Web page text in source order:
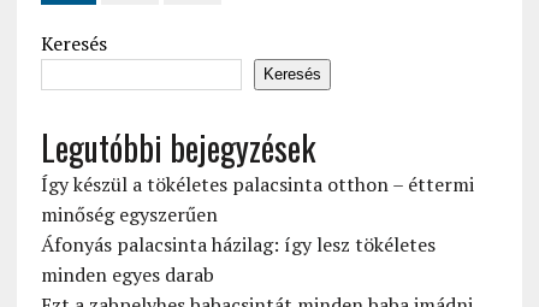
Keresés
Keresés
Legutóbbi bejegyzések
Így készül a tökéletes palacsinta otthon – éttermi
minőség egyszerűen
Áfonyás palacsinta házilag: így lesz tökéletes
minden egyes darab